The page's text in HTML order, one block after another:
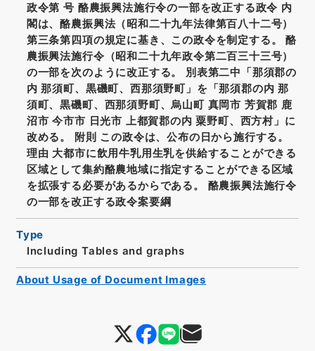
政令第 号 酪農振興法施行令の一部を改正する政令 内
閣は、酪農振興法（昭和二十九年法律第百八十二号）
第三条第四項の規定に基き、この政令を制定する。 酪
農振興法施行令（昭和二十九年政令第二百三十三号）
の一部を次のように改正する。 別表第二中「那須郡の
内 那須町、黒磯町、西那須野町」を「那須郡の内 那
須町、黒磯町、西那須野町、烏山町 真岡市 芳賀郡 鹿
沼市 今市市 日光市 上都賀郡の内 粟野町、西方村」に
改める。 附則 この政令は、公布の日から施行する。
理由 大都市に飲用牛乳用生乳を供給することができる
区域として集約酪農地域に指定することができる区域
を拡張する必要があるからである。 酪農振興法施行令
の一部を改正する政令案要綱
Type
Including Tables and graphs
About Usage of Document Images